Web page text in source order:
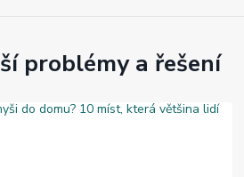
problémy a řešení